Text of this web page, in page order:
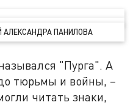
АЛЕКСАНДРА ПАНИЛОВА
"Пурга". А
тюрьмы и войны, –
читать знаки,